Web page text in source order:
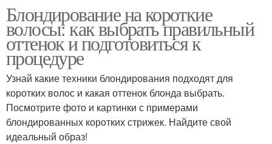
Блондирование на короткие
волосы: как выбрать правильный
оттенок и подготовиться к
процедуре
Узнай какие техники блондирования подходят для
коротких волос и какая оттенок блонда выбрать.
Посмотрите фото и картинки с примерами
блондированных коротких стрижек. Найдите свой
идеальный образ!